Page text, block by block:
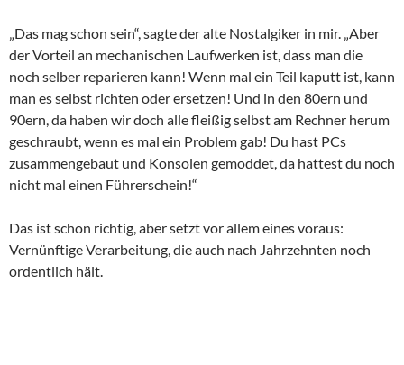
„Das mag schon sein“, sagte der alte Nostalgiker in mir. „Aber
der Vorteil an mechanischen Laufwerken ist, dass man die
noch selber reparieren kann! Wenn mal ein Teil kaputt ist, kann
man es selbst richten oder ersetzen! Und in den 80ern und
90ern, da haben wir doch alle fleißig selbst am Rechner herum
geschraubt, wenn es mal ein Problem gab! Du hast PCs
zusammengebaut und Konsolen gemoddet, da hattest du noch
nicht mal einen Führerschein!“
Das ist schon richtig, aber setzt vor allem eines voraus:
Vernünftige Verarbeitung, die auch nach Jahrzehnten noch
ordentlich hält.